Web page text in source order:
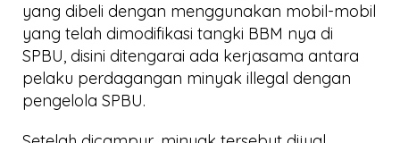
yang dibeli dengan menggunakan mobil-mobil
yang telah dimodifikasi tangki BBM nya di
SPBU, disini ditengarai ada kerjasama antara
pelaku perdagangan minyak illegal dengan
pengelola SPBU.